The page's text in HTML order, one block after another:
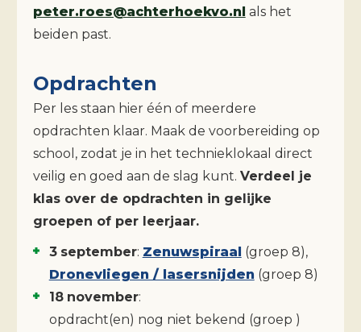
peter.roes@achterhoekvo.nl als het
beiden past.
Opdrachten
Per les staan hier één of meerdere
opdrachten klaar. Maak de voorbereiding op
school, zodat je in het technieklokaal direct
veilig en goed aan de slag kunt. Verdeel je
klas over de opdrachten in gelijke
groepen of per leerjaar.
3 september: Zenuwspiraal (groep 8),
Dronevliegen / lasersnijden (groep 8)
18 november:
opdracht(en) nog niet bekend (groep )